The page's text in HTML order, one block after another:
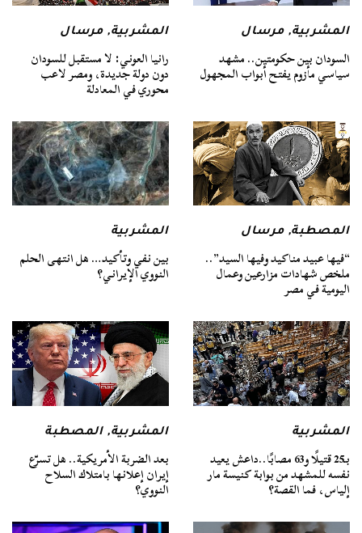
المشربية,مرسال
السودان بين حكومتين.. مشهد
سياسي مأزوم يفتح أبواب المجهول
المشربية,مرسال
رانيا العوني: لا مستقبل للسودان
دون دولة جديدة، ومصر لاعب
محوري في المعادلة
المصطبة,مرسال
“فيها عبيد مناكيد وفيها السيد”..
ملخص شهادات مزارعين وعمال
اليومية في مصر
المشربية
بين نفي وتأكيد… هل انتهى الحلم
النووي الإيراني؟
المشربية
بـ25 قتيلًا و63 مصابًا..داعش يعيد
نفسه للمشهد من بوابة كنيسة مار
إلياس، فما القصة؟
المشربية,المصطبة
بعد الضربة الأمريكية.. هل تسرّع
إيران إعلانها بامتلاك السلاح
النووي؟